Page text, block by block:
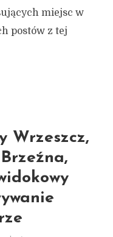
miejsc w
postów z tej
Wrzeszcz,